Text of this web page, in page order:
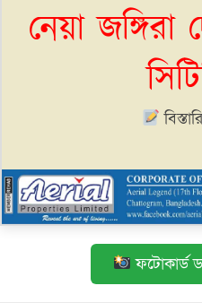
নেয়া
ফটোকার্ড